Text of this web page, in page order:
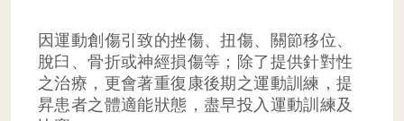
因運動創傷引致的挫傷、扭傷、關節移位、
脫臼、骨折或神經損傷等；除了提供針對性
之治療，更會著重復康後期之運動訓練，提
昇患者之體適能狀態，盡早投入運動訓練及